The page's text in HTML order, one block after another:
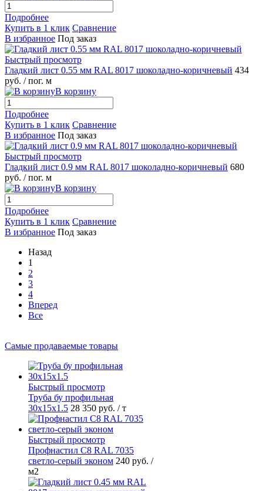
Подробнее
Купить в 1 клик Сравнение
В избранное Под заказ
Быстрый просмотр
Гладкий лист 0.55 мм RAL 8017 шоколадно-коричневый 434
руб. / пог. м
В корзину
Подробнее
Купить в 1 клик Сравнение
В избранное Под заказ
Быстрый просмотр
Гладкий лист 0.9 мм RAL 8017 шоколадно-коричневый 680
руб. / пог. м
В корзину
Подробнее
Купить в 1 клик Сравнение
В избранное Под заказ
Назад
1
2
3
4
Вперед
Все
Самые продаваемые товары
Быстрый просмотр
Труба бу профильная
30х15х1.5 28 350 руб. / т
Быстрый просмотр
Профнастил С8 RAL 7035
светло-серый эконом 240 руб. /
м2